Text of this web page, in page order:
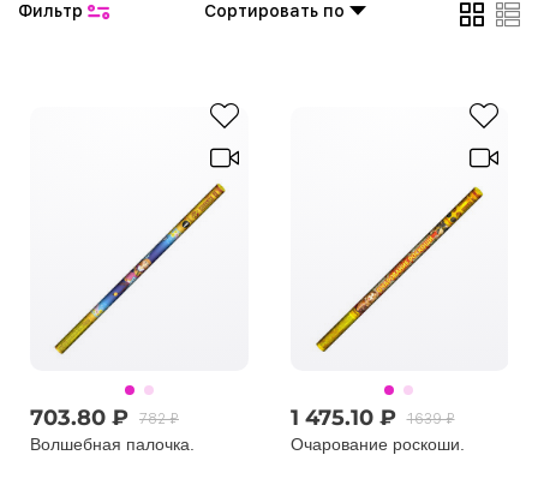
Фильтр Сортировать по
703.80 ₽ 782 ₽
Волшебная палочка.
1 475.10 ₽ 1639 ₽
Очарование роскоши.